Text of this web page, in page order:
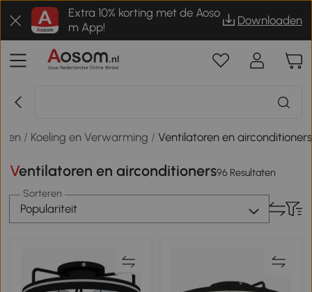
Extra 10% korting met de Aoso
m App!
Downloaden
/ Koeling en Verwarming /Ventilatoren en airconditioners
Ventilatoren en airconditioners96 Resultaten
Sorteren
Populariteit